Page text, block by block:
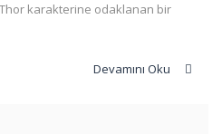
karakterine odaklanan bir
Devamını Oku